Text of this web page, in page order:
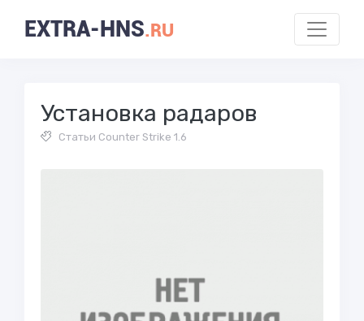
EXTRA-HNS.RU
Установка радаров
Статьи Counter Strike 1.6